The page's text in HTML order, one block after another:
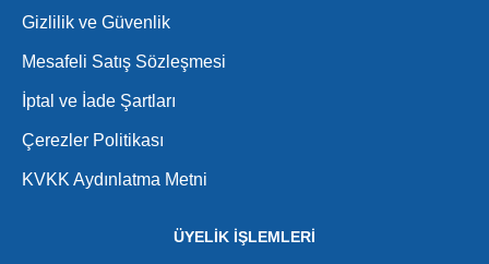
Gizlilik ve Güvenlik
Mesafeli Satış Sözleşmesi
İptal ve İade Şartları
Çerezler Politikası
KVKK Aydınlatma Metni
ÜYELİK İŞLEMLERİ